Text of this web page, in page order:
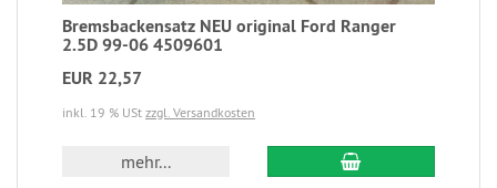
Bremsbackensatz NEU original Ford Ranger
2.5D 99-06 4509601
EUR 22,57
inkl. 19 % USt zzgl. Versandkosten
mehr...